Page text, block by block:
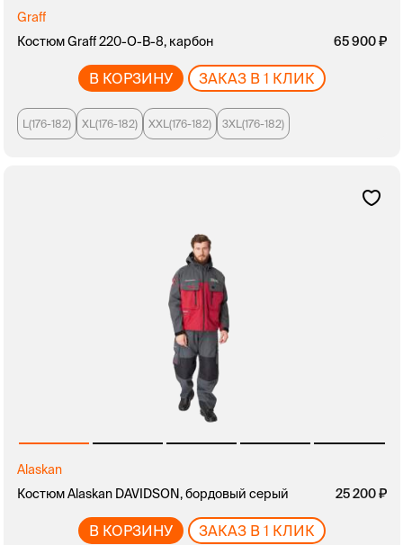
Graff
Костюм Graff 220-O-B-8, карбон
65 900
В КОРЗИНУ ЗАКАЗ В 1 КЛИК
L(176-182) XL(176-182) XXL(176-182) 3XL(176-182)
Alaskan
Костюм Alaskan DAVIDSON, бордовый серый
25 200
В КОРЗИНУ ЗАКАЗ В 1 КЛИК